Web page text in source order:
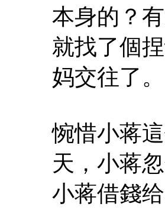
本身的？
就找了個
妈交往了。
惋惜小蒋
天，小蒋
小蒋借錢